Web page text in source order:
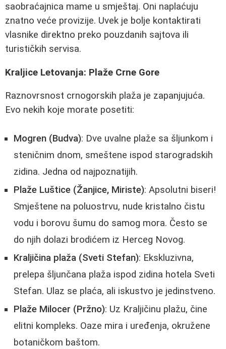
saobraćajnica mamе u smještaj. Oni naplaćuju
znatno veće provizije. Uvek je bolje kontaktirati
vlasnike direktno preko pouzdanih sajtova ili
turističkih servisa.
Kraljice Letovanja: Plaže Crne Gore
Raznovrsnost crnogorskih plaža je zapanjujuća.
Evo nekih koje morate posetiti:
Mogren (Budva): Dve uvalne plaže sa šljunkom i
steničnim dnom, smeštene ispod starogradskih
zidina. Jedna od najpoznatijih.
Plaže Luštice (Žanjice, Miriste): Apsolutni biseri!
Smještene na poluostrvu, nude kristalno čistu
vodu i borovu šumu do samog mora. Često se
do njih dolazi brodićem iz Herceg Novog.
Kraljičina plaža (Sveti Stefan): Ekskluzivna,
prelepa šljunčana plaža ispod zidina hotela Sveti
Stefan. Ulaz se plaća, ali iskustvo je jedinstveno.
Plaže Milocer (Pržno): Uz Kraljičinu plažu, čine
elitni kompleks. Oaze mira i uređenja, okružene
botaničkom baštom.